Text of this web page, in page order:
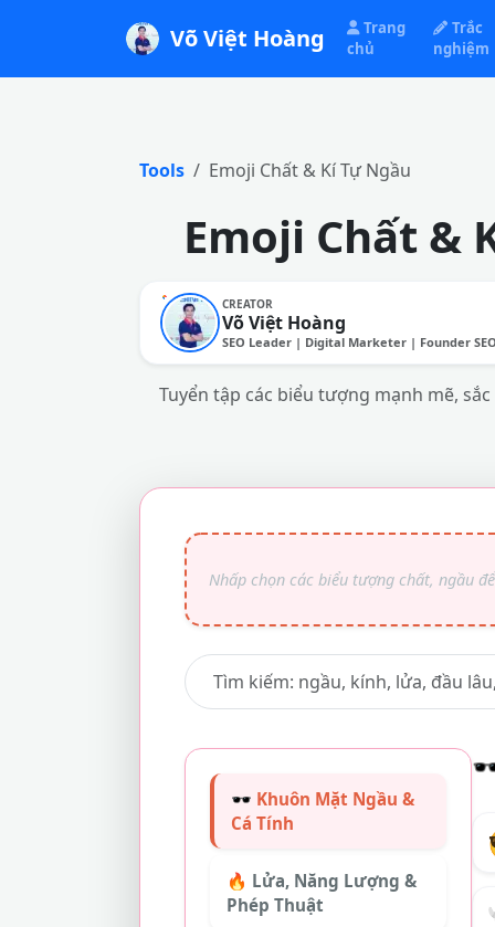
Võ Việt Hoàng
Trang
chủ
Trắc
nghiệm
Tools Emoji Chất & Kí Tự Ngầu
Emoji Chất &
CREATOR
Võ Việt Hoàng
SEO Leader | Digital Marketer | Founder
Tuyển tập các biểu tượng mạnh mẽ,
🕶️ Khuôn Mặt Ngầu &
Cá Tính
🔥 Lửa, Năng Lượng &
Phép Thuật